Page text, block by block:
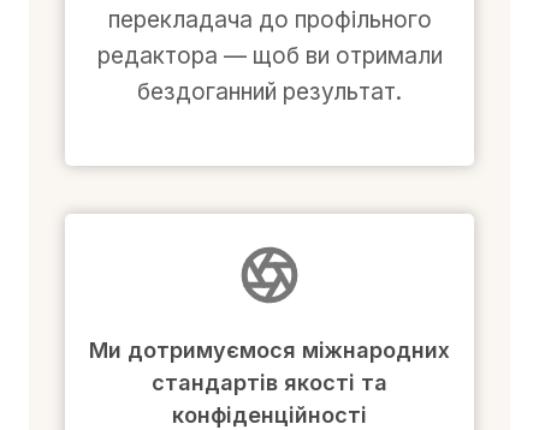
перекладача до профільного
редактора — щоб ви отримали
бездоганний результат.
Ми дотримуємося міжнародних
стандартів якості та
конфіденційності